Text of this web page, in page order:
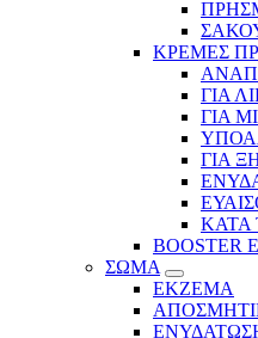
ΚΡΕΜΕΣ
ΓΙΑ
ΓΙΑ
ΓΙΑ
ΚΑΤΑ
ΣΩΜΑ
ΕΚΖΕΜΑ